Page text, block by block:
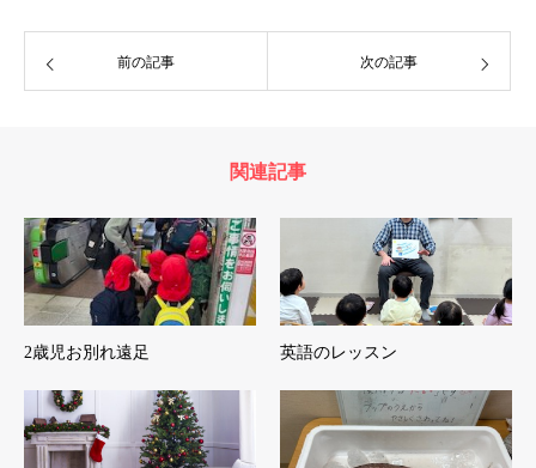
前の記事 次の記事
関連記事
2歳児お別れ遠足 英語のレッスン